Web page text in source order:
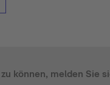
können, melden Sie